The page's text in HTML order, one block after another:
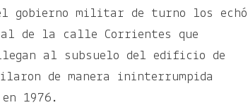
gobierno militar de turno los echó
de la calle Corrientes que
al subsuelo del edificio de
de manera ininterrumpida
1976.